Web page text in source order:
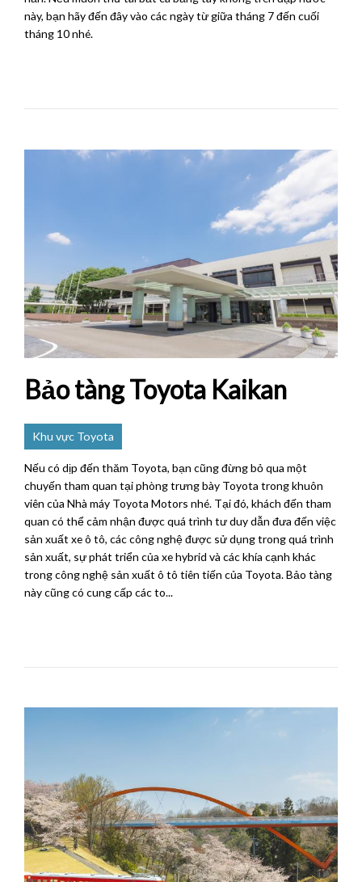
này, bạn hãy đến đây vào các ngày từ giữa tháng 7 đến cuối
tháng 10 nhé.
Bảo tàng Toyota Kaikan
Khu vực Toyota
Nếu có dịp đến thăm Toyota, bạn cũng đừng bỏ qua một
chuyến tham quan tại phòng trưng bày Toyota trong khuôn
viên của Nhà máy Toyota Motors nhé. Tại đó, khách đến tham
quan có thể cảm nhận được quá trình tư duy dẫn đưa đến việc
sản xuất xe ô tô, các công nghệ được sử dụng trong quá trình
sản xuất, sự phát triển của xe hybrid và các khía cạnh khác
trong công nghệ sản xuất ô tô tiên tiến của Toyota. Bảo tàng
này cũng có cung cấp các to...